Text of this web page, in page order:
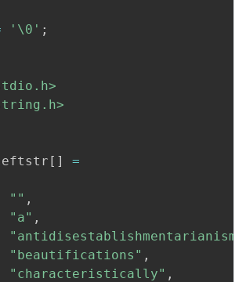
'\0' ;
[ ]
=
"" ,
"a" ,
"antidisestablishmentarianism"
"beautifications" ,
"characteristically" ,